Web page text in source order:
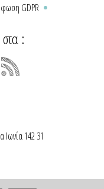
GDPR
:
142 31